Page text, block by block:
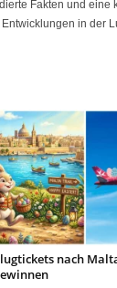
Fakten und
in der
nach